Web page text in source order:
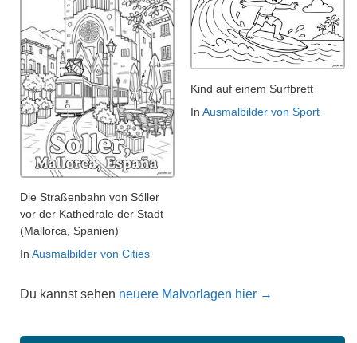
Die Straßenbahn von Sóller
vor der Kathedrale der Stadt
(Mallorca, Spanien)
In Ausmalbilder von Cities
Kind auf einem Surfbrett
In Ausmalbilder von Sport
Du kannst sehen neuere Malvorlagen hier →